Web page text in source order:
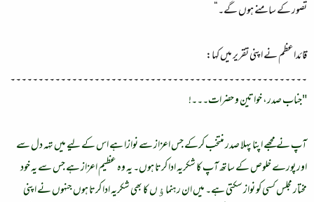
تصور کے سامنے ہوں گے۔“
قائداعظم نے اپنی تقریر میں کہا:
۔۔۔۔۔۔۔۔۔۔۔۔۔۔۔۔۔۔۔۔۔۔۔۔۔۔۔۔۔۔۔۔۔۔۔۔۔۔۔۔۔۔۔۔۔۔۔۔۔۔۔۔۔
"جناب صدر، خواتین و حضرات۔۔۔!
آپ نے مجھے اپنا پہلا صدر منتخب کرکے جس اعزاز سے نوازا ہے اس کے لیے میں تہہ دل سے
اور پورے خلوص کے ساتھ آپ کا شکریہ ادا کرتا ہوں۔ یہ وہ عظیم اعزاز ہے جس سے یہ خود
مختار مجلس کسی کو نواز سکتی ہے۔ میں ان رہنماﺅں کا بھی شکریہ ادا کرتا ہوں جنہوں نے اپنی